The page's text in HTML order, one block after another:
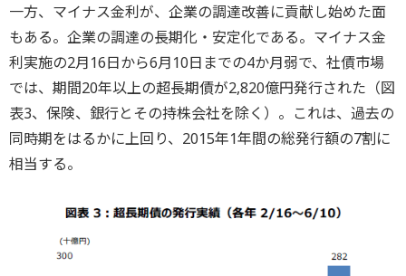
一方、マイナス金利が、企業の調達改善に貢献し始めた面
もある。企業の調達の長期化・安定化である。マイナス金
利実施の2月16日から6月10日までの4か月弱で、社債市場
では、期間20年以上の超長期債が2,820億円発行された（図
表3、保険、銀行とその持株会社を除く）。これは、過去の
同時期をはるかに上回り、2015年1年間の総発行額の7割に
相当する。